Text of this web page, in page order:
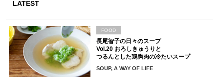
LATEST
長尾智子の日々のスープ
Vol.20 おろしきゅうりと
つるんとした鶏胸肉の冷たいスープ
SOUP, A WAY OF LIFE
FOOD